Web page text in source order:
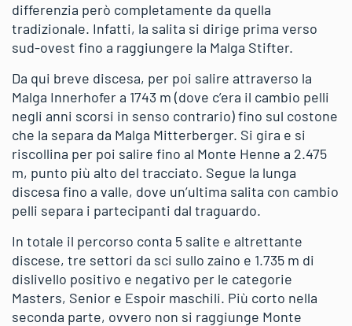
differenzia però completamente da quella
tradizionale. Infatti, la salita si dirige prima verso
sud-ovest fino a raggiungere la Malga Stifter.
Da qui breve discesa, per poi salire attraverso la
Malga Innerhofer a 1743 m (dove c’era il cambio pelli
negli anni scorsi in senso contrario) fino sul costone
che la separa da Malga Mitterberger. Si gira e si
riscollina per poi salire fino al Monte Henne a 2.475
m, punto più alto del tracciato. Segue la lunga
discesa fino a valle, dove un’ultima salita con cambio
pelli separa i partecipanti dal traguardo.
In totale il percorso conta 5 salite e altrettante
discese, tre settori da sci sullo zaino e 1.735 m di
dislivello positivo e negativo per le categorie
Masters, Senior e Espoir maschili. Più corto nella
seconda parte, ovvero non si raggiunge Monte